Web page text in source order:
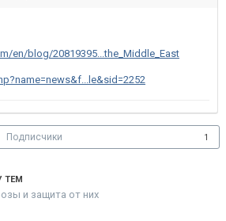
en/blog/20819395...the_Middle_East
Подписчики 1
ТЕМ
и защита от них